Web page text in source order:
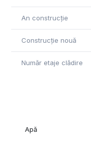
An construcție
Construcție nouă
Număr etaje clădire
Apă